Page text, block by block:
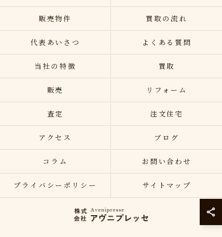
販売物件 買取の流れ
代表あいさつ よくある質問
当社の特徴 買取
販売 リフォーム
査定 注文住宅
アクセス ブログ
コラム お問い合わせ
プライバシーポリシー サイトマップ